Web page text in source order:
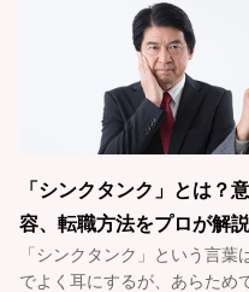
「シンクタンク」とは？
容、転職方法をプロが解説
「シンクタンク」という言葉
でよく耳にするが、あらため